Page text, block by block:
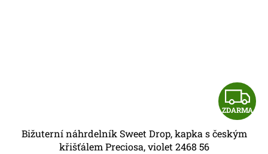
Z
D
ZDARMA
Bižuterní náhrdelník Sweet Drop, kapka s českým
křišťálem Preciosa, violet 2468 56